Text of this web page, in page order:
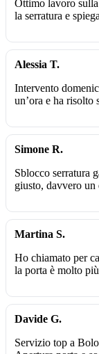
Ottimo lavoro
la serratura e
Alessia T.
Intervento
un’ora e ha risolto
Simone R.
Sblocco serratura
giusto, davvero
Martina S.
Ho chiamato per
la porta è molto
Davide G.
Servizio top a